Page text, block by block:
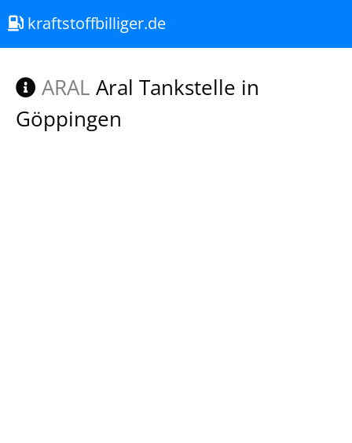
kraftstoffbilliger.de
ARAL Aral Tankstelle in
Göppingen